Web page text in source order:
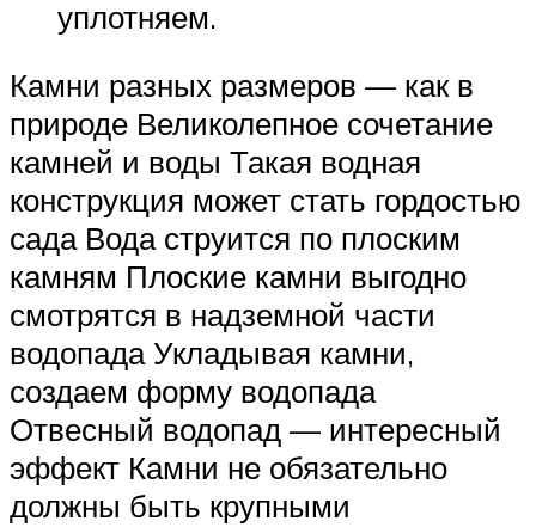
уплотняем.
Камни разных размеров — как в
природе Великолепное сочетание
камней и воды Такая водная
конструкция может стать гордостью
сада Вода струится по плоским
камням Плоские камни выгодно
смотрятся в надземной части
водопада Укладывая камни,
создаем форму водопада
Отвесный водопад — интересный
эффект Камни не обязательно
должны быть крупными